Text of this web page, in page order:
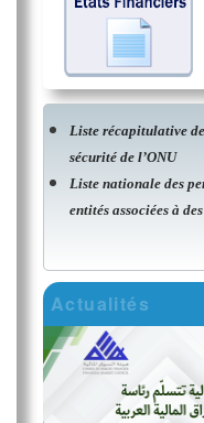
Liste récapitulative
sécurité de l’ONU
Liste nationale des
entités associées à
Actualités